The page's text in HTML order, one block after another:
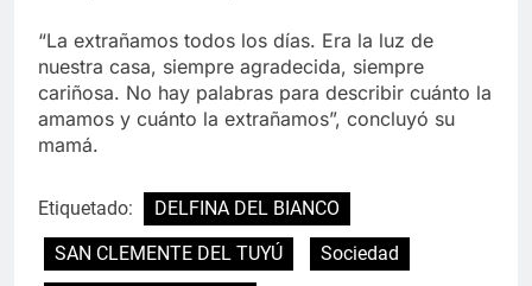
“La extrañamos todos los días. Era la luz de
nuestra casa, siempre agradecida, siempre
cariñosa. No hay palabras para describir cuánto la
amamos y cuánto la extrañamos”, concluyó su
mamá.
Etiquetado:
DELFINA DEL BIANCO
SAN CLEMENTE DEL TUYÚ
Sociedad